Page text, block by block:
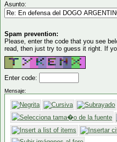
Asunto:
Spam prevention:
Please, enter the code that you see
read, then just try to guess it right. If
Enter code:
Mensaje: